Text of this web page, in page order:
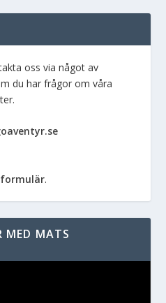
oss via något av
du har frågor om våra
.
MED MATS